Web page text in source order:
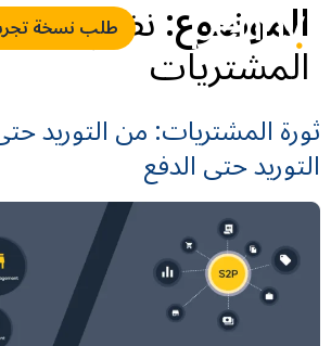
طلب نسخة الموضوع:نظام إدارة
المشتريات
ثورة المشتريات: من التوريد
التوريد حتى الدفع